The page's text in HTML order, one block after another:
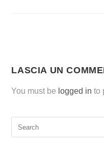
LASCIA UN
You must be logged in to